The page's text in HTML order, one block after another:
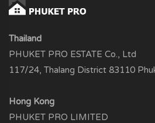
Thailand
PHUKET PRO ESTATE Co., Ltd
117/24, Thalang District 83110
Hong Kong
PHUKET PRO LIMITED